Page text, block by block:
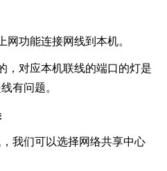
功能连接网线到本机。
对应本机联线的端口的灯是
有问题。
们可以选择网络共享中心